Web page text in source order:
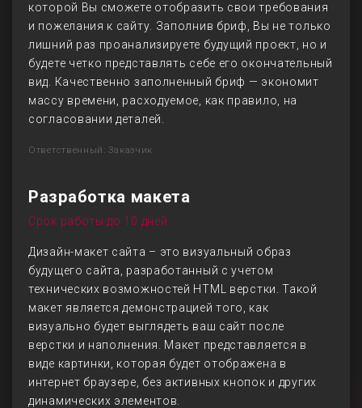
которой Вы сможете отобразить свои требования
и пожелания к сайту. Заполнив бриф, Вы не только
лишний раз проанализируете будущий проект, но и
будете четко представлять себе его окончательный
вид. Качественно заполненный бриф — экономит
массу времени, расходуемое, как правило, на
согласовании деталей.
Ответственный: Заказчик
Разработка макета
Срок работы до 10 дней
Дизайн-макет сайта – это визуальный образ
будущего сайта, разработанный с учетом
технических возможностей HTML верстки. Такой
макет является демонстрацией того, как
визуально будет выглядеть ваш сайт после
верстки и наполнения. Макет представляется в
виде картинки, которая будет отображена в
интернет браузере, без активных кнопок и других
динамических элементов.